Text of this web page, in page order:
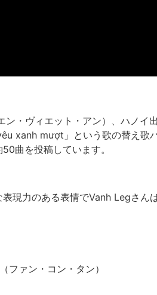
・ヴィエット・アン）、ハノイ
xanh mượt」という歌の替え歌
曲を投稿しています。
現力のある表情でVanh Legさん
ァン・コン・タン）